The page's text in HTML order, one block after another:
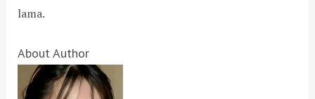
lama.
About Author